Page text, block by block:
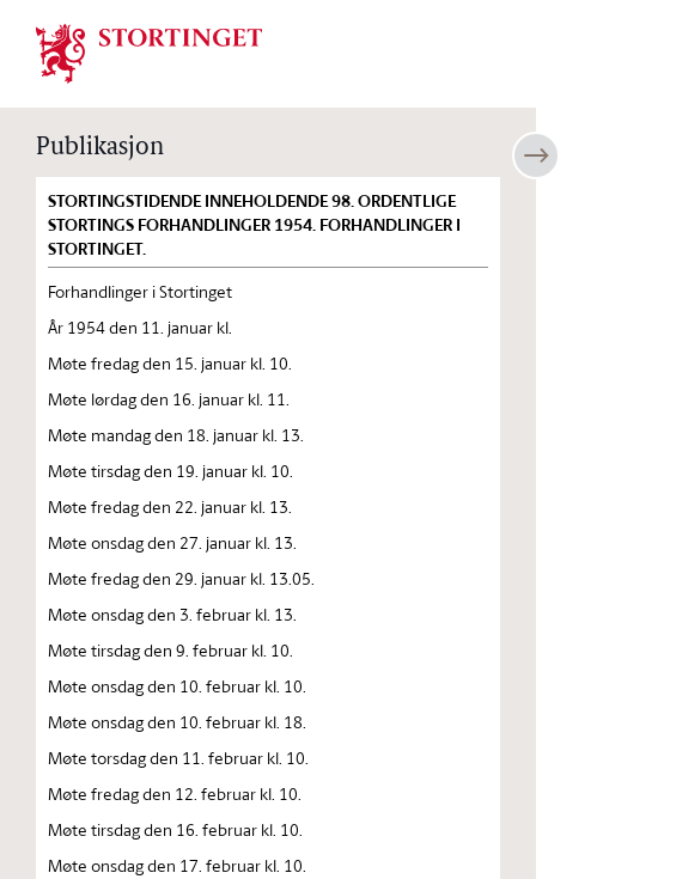
Stortinget.no
Publikasjon
STORTINGSTIDENDE INNEHOLDENDE 98. ORDENTLIGE
STORTINGS FORHANDLINGER 1954. FORHANDLINGER I
STORTINGET.
Forhandlinger i Stortinget
År 1954 den 11. januar kl.
Møte fredag den 15. januar kl. 10.
Møte lørdag den 16. januar kl. 11.
Møte mandag den 18. januar kl. 13.
Møte tirsdag den 19. januar kl. 10.
Møte fredag den 22. januar kl. 13.
Møte onsdag den 27. januar kl. 13.
Møte fredag den 29. januar kl. 13.05.
Møte onsdag den 3. februar kl. 13.
Møte tirsdag den 9. februar kl. 10.
Møte onsdag den 10. februar kl. 10.
Møte onsdag den 10. februar kl. 18.
Møte torsdag den 11. februar kl. 10.
Møte fredag den 12. februar kl. 10.
Møte tirsdag den 16. februar kl. 10.
Møte onsdag den 17. februar kl. 10.